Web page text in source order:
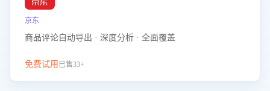
京东
商品评论自动导出 · 深度分析 · 全面覆盖
免费试用 已售33+